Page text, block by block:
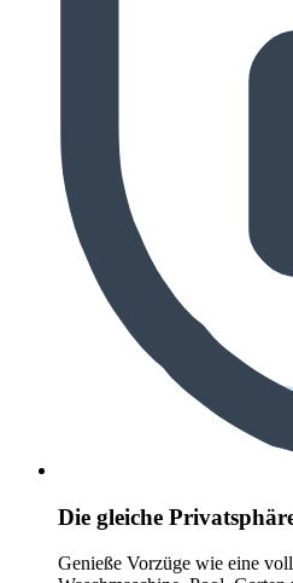
Die gleiche
Genieße Vorzüge wie eine